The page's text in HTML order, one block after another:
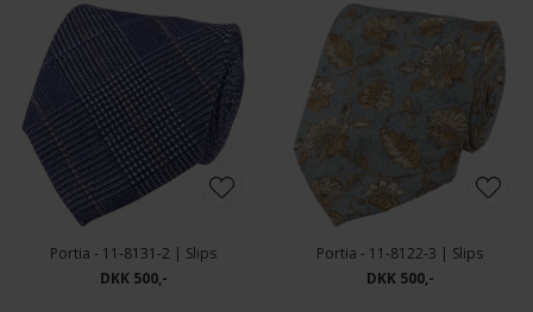
Portia - 11-8131-2 | Slips
DKK 500,-
Portia - 11-8122-3 | Slips
DKK 500,-